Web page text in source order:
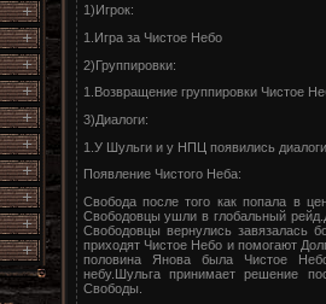
1)Игрок:
1.Игра за Чистое Небо
2)Группировки:
1.Возвращение группировки Чистое
3)Диалоги:
1.У Шульги и у НПЦ появились
Появление Чистого Неба:
Свобода после того как попала в
Свободовцы ушли в глобальный
Свободовцы вернулись завязалась
приходят Чистое Небо и помогают
половина Янова была Чистое
небу.Шульга принимает решение
Свободы.